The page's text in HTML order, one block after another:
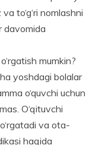
to‘g‘ri nomlashni
davomida
mumkin?
yoshdagi bolalar
o‘quvchi uchun
O‘qituvchi
va ota-
haqida